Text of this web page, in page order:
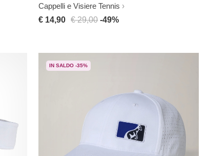
Cappelli e Visiere Tennis
€ 14,90
€ 29,00 -49%
IN SALDO -35%